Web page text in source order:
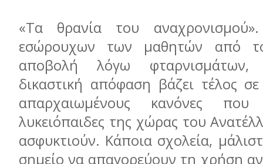
«Τα θρανία του
εσώρουχων των μαθητών από
αποβολή λόγω φταρνισμάτων,
δικαστική απόφαση βάζει τέλος
απαρχαιωμένους κανόνες
λυκειόπαιδες της χώρας του
ασφυκτιούν. Κάποια σχολεία,
σημείο να απαγορεύουν τη χρήση